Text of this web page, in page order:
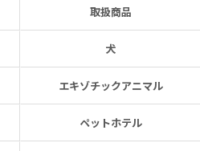
取扱商品
犬
エキゾチックアニマル
ペットホテル